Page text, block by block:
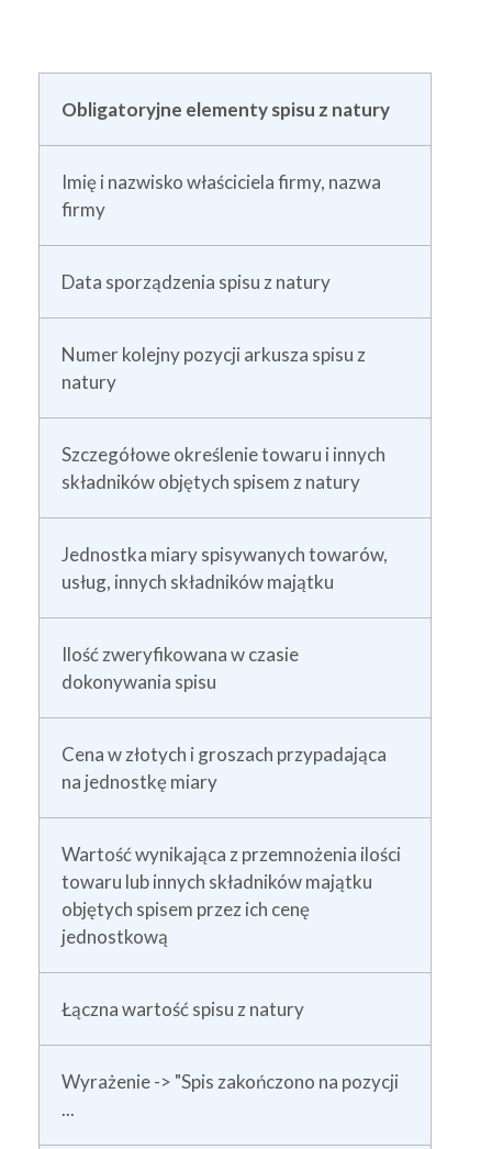
Obligatoryjne elementy spisu z natury
Imię i nazwisko właściciela firmy, nazwa
firmy
Data sporządzenia spisu z natury
Numer kolejny pozycji arkusza spisu z
natury
Szczegółowe określenie towaru i innych
składników objętych spisem z natury
Jednostka miary spisywanych towarów,
usług, innych składników majątku
Ilość zweryfikowana w czasie
dokonywania spisu
Cena w złotych i groszach przypadająca
na jednostkę miary
Wartość wynikająca z przemnożenia ilości
towaru lub innych składników majątku
objętych spisem przez ich cenę
jednostkową
Łączna wartość spisu z natury
Wyrażenie -> "Spis zakończono na pozycji
...